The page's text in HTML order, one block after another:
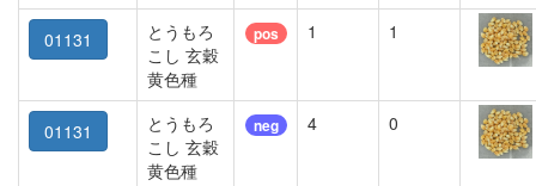
01131
とうもろ
こし 玄穀
黄色種
pos 1 1
01131
とうもろ
こし 玄穀
黄色種
neg 4 0